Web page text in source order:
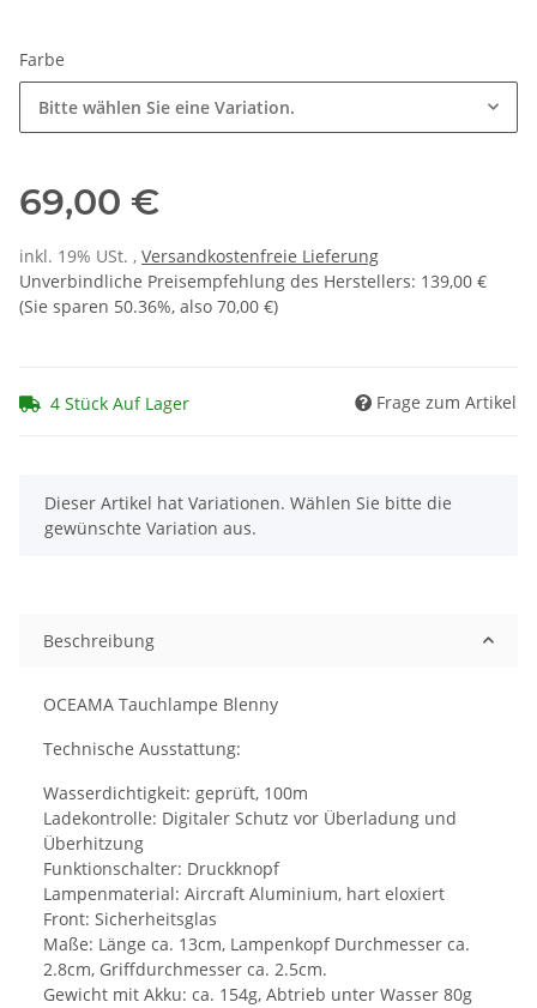
Farbe
Bitte wählen Sie eine Variation.
69,00 €
inkl. 19% USt. , Versandkostenfreie Lieferung
Unverbindliche Preisempfehlung des Herstellers: 139,00 €
(Sie sparen 50.36%, also 70,00 €)
4 Stück Auf Lager Frage zum Artikel
x
Dieser Artikel hat Variationen. Wählen Sie bitte die
gewünschte Variation aus.
Beschreibung
OCEAMA Tauchlampe Blenny
Technische Ausstattung:
Wasserdichtigkeit: geprüft, 100m
Ladekontrolle: Digitaler Schutz vor Überladung und
Überhitzung
Funktionschalter: Druckknopf
Lampenmaterial: Aircraft Aluminium, hart eloxiert
Front: Sicherheitsglas
Maße: Länge ca. 13cm, Lampenkopf Durchmesser ca.
2.8cm, Griffdurchmesser ca. 2.5cm.
Gewicht mit Akku: ca. 154g, Abtrieb unter Wasser 80g